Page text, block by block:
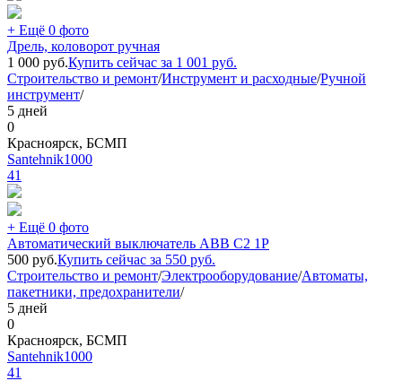
+ Ещё 0 фото
Дрель, коловорот ручная
1 000 руб.Купить сейчас за 1 001 руб.
Строительство и ремонт/Инструмент и расходные/Ручной
инструмент/
5 дней
0
Красноярск, БСМП
Santehnik1000
41
+ Ещё 0 фото
Автоматический выключатель ABB C2 1P
500 руб.Купить сейчас за 550 руб.
Строительство и ремонт/Электрооборудование/Автоматы,
пакетники, предохранители/
5 дней
0
Красноярск, БСМП
Santehnik1000
41